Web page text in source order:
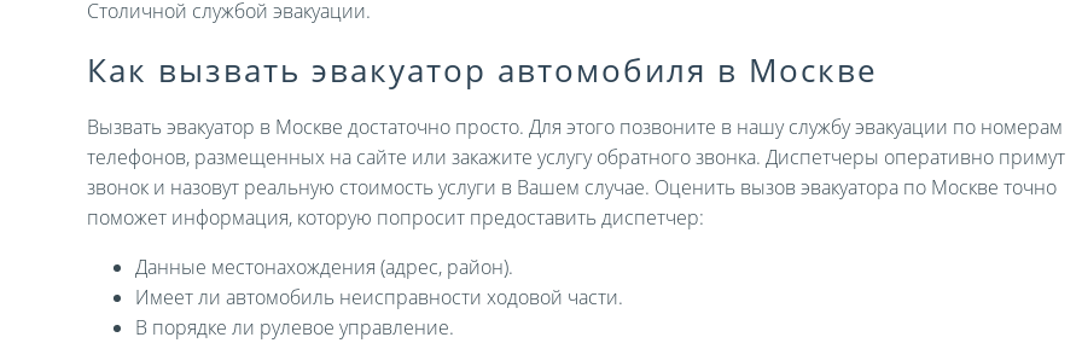
Столичной службой эвакуации.
Как вызвать эвакуатор автомобиля в Москве
Вызвать эвакуатор в Москве достаточно просто. Для этого позвоните в нашу службу эвакуации по номерам
телефонов, размещенных на сайте или закажите услугу обратного звонка. Диспетчеры оперативно примут
звонок и назовут реальную стоимость услуги в Вашем случае. Оценить вызов эвакуатора по Москве точно
поможет информация, которую попросит предоставить диспетчер:
Данные местонахождения (адрес, район).
Имеет ли автомобиль неисправности ходовой части.
В порядке ли рулевое управление.